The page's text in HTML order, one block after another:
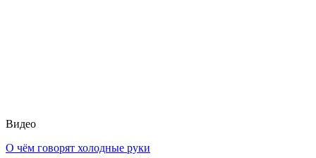
Видео
О чём говорят холодные руки